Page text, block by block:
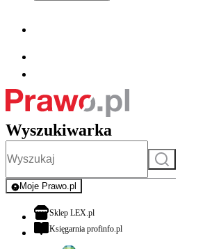
Wyszukiwarka
Szukaj
Moje Prawo.pl
- rejestracja i logowanie do serwisu
Sklep LEX.plotwiera się w nowej karcie
Księgarnia profinfo.plotwiera się w nowej karcie